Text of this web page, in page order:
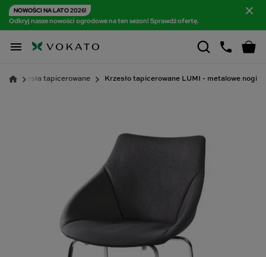
NOWOŚCI NA LATO 2026!
Odkryj nasze nowości ogrodowe na ten sezon! Sprawdź ofertę.

Krzesła tapicerowane Krzesło tapicerowane LUMI - metalowe nogi